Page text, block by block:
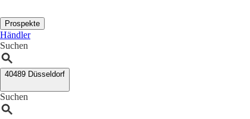
Prospekte
Händler
Suchen
40489 Düsseldorf
Suchen